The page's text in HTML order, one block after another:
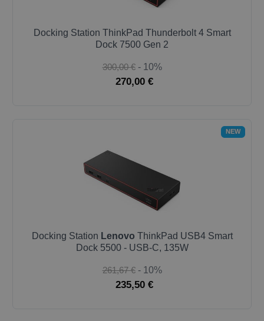
Docking Station ThinkPad Thunderbolt 4 Smart
Dock 7500 Gen 2
300,00 € - 10%
270,00 €
NEW
Docking Station Lenovo ThinkPad USB4 Smart
Dock 5500 - USB-C, 135W
261,67 € - 10%
235,50 €